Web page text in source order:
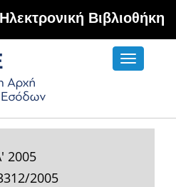
Hλεκτρονική Βιβλιοθήκη
Toggle
2005
2005